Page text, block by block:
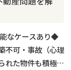
なケースあり◆
不可・事故（心理
れた物件も積極買